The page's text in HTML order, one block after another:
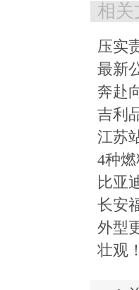
相关
压实
最新
奔赴
吉利
江苏
4种
比亚
长安
外型
壮观